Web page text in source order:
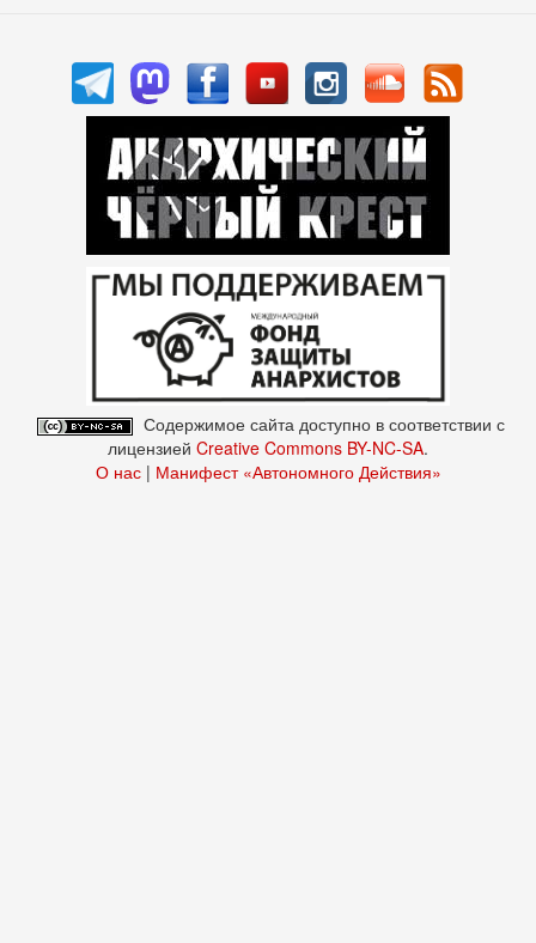
Содержимое сайта доступно в соответствии с
лицензией Creative Commons BY-NC-SA.
О нас| Манифест «Автономного Действия»